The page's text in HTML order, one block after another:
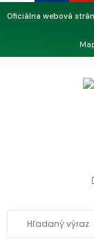
Oficiálna webová